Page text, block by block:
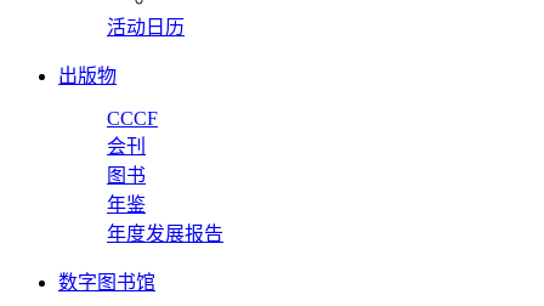
活动日历
出版物
CCCF
会刊
图书
年鉴
年度发展报告
数字图书馆